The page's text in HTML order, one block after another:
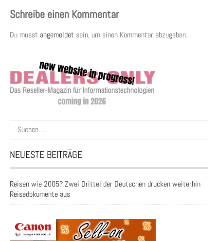
Schreibe einen Kommentar
Du musst angemeldet sein, um einen Kommentar abzugeben.
Suchen
nach:
NEUESTE BEITRÄGE
Reisen wie 2005? Zwei Drittel der Deutschen drucken weiterhin
Reisedokumente aus